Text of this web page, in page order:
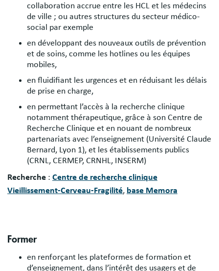
collaboration accrue entre les HCL et les médecins
de ville ; ou autres structures du secteur médico-
social par exemple
en développant des nouveaux outils de prévention
et de soins, comme les hotlines ou les équipes
mobiles,
en fluidifiant les urgences et en réduisant les délais
de prise en charge,
en permettant l’accès à la recherche clinique
notamment thérapeutique, grâce à son Centre de
Recherche Clinique et en nouant de nombreux
partenariats avec l’enseignement (Université Claude
Bernard, Lyon 1), et les établissements publics
(CRNL, CERMEP, CRNHL, INSERM)
Recherche : Centre de recherche clinique
Vieillissement-Cerveau-Fragilité, base Memora
Former
en renforçant les plateformes de formation et
d’enseignement, dans l’intérêt des usagers et de